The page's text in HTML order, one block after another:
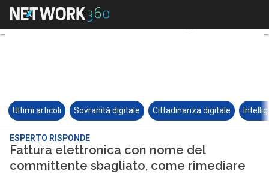
Ultimi articoli Sovranità digitale Cittadinanza digitale
ESPERTO RISPONDE
Fattura elettronica con nome del
committente sbagliato, come rimediare